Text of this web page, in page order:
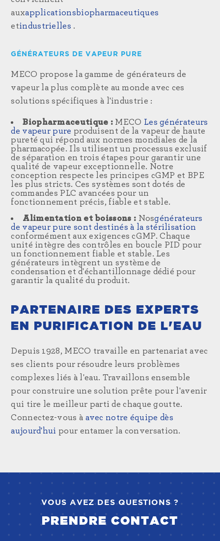
auxapplicationsbiopharmaceutiques
etindustrielles .
GÉNÉRATEURS DE VAPEUR PURE
MECO propose la gamme de générateurs de
vapeur la plus complète au monde avec ces
solutions spécifiques à l'industrie :
Biopharmaceutique : MECO Les générateurs
de vapeur pure produisent de la vapeur de haute
pureté qui répond aux normes mondiales de la
pharmacopée. Ils utilisent un processus exclusif
de séparation en trois étapes pour garantir une
qualité de vapeur exceptionnelle. Notre
conception respecte les principes cGMP et BPE
les plus stricts. Ces systèmes sont dotés de
commandes PLC avancées pour un
fonctionnement précis, fiable et stable.
Alimentation et boissons : Nosgénérateurs
de vapeur pure sont destinés à la stérilisation
conformément aux exigences cGMP. Chaque
unité intègre des contrôles en boucle PID pour
un fonctionnement fiable et stable. Les
générateurs intègrent un système de
condensation et d'échantillonnage dédié pour
garantir la qualité du produit.
PARTENAIRE DES EXPERTS
EN PURIFICATION DE L'EAU
Depuis 1928, MECO travaille en partenariat avec
ses clients pour résoudre leurs problèmes
complexes liés à l'eau. Travaillons ensemble
pour construire une solution prête pour l'avenir
qui tire le meilleur parti de chaque goutte.
Connectez-vous à avec notre équipe dès
aujourd'hui pour entamer la conversation.
VOUS AVEZ DES QUESTIONS ?
PRENDRE CONTACT